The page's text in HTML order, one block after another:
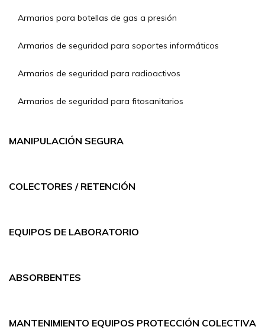
Armarios para botellas de gas a presión
Armarios de seguridad para soportes informáticos
Armarios de seguridad para radioactivos
Armarios de seguridad para fitosanitarios
MANIPULACIÓN SEGURA
COLECTORES / RETENCIÓN
EQUIPOS DE LABORATORIO
ABSORBENTES
MANTENIMIENTO EQUIPOS PROTECCIÓN COLECTIVA